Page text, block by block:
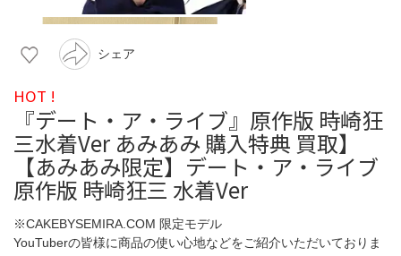
シェア
HOT !
『デート・ア・ライブ』原作版 時崎狂
三水着Ver あみあみ 購入特典 買取】
【あみあみ限定】デート・ア・ライブ
原作版 時崎狂三 水着Ver
※CAKEBYSEMIRA.COM 限定モデル
YouTuberの皆様に商品の使い心地などをご紹介いただいておりま